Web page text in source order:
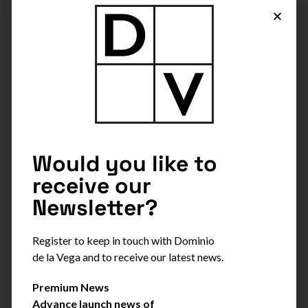
La mesa de selección.
personal especializado. Suele decir nuestro director
técnico, Daniel Expósito, que elaborar vino se asemeja
a “la cocina de un buen restaurante. Podemos tener
buenas instalaciones, los mejores profesionales pero
Would you like to
receive our
Newsletter?
Register to keep in touch with Dominio
de la Vega and to receive our latest news.
Premium News
Advance launch news of